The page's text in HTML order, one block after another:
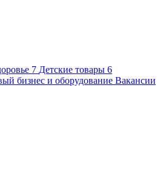
7 Детские товары 6
бизнес и оборудование Вакансии